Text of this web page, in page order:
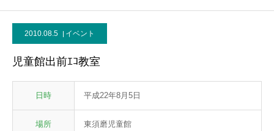
2010.08.5 イベント
児童館出前ｴｺ教室
日時 平成22年8月5日
場所 東須磨児童館